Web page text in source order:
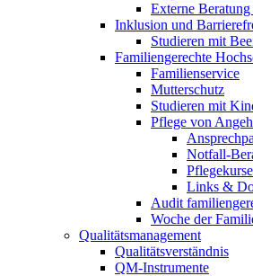
Externe
Inklusion und
Studieren mit
Familiengerechte
Familienservice
Mutterschutz
Studieren mit
Pflege von
Notfall-
Pflegekurse
Links &
Audit
Woche der
Qualitätsmanagement
Qualitätsverständnis
QM-Instrumente